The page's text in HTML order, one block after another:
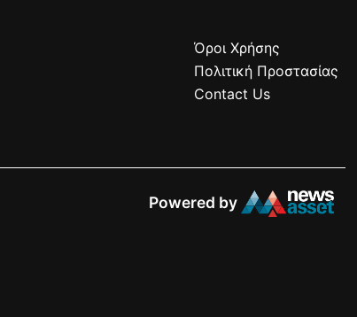
Όροι Χρήσης
Πολιτική Προστασίας
Contact Us
Powered by